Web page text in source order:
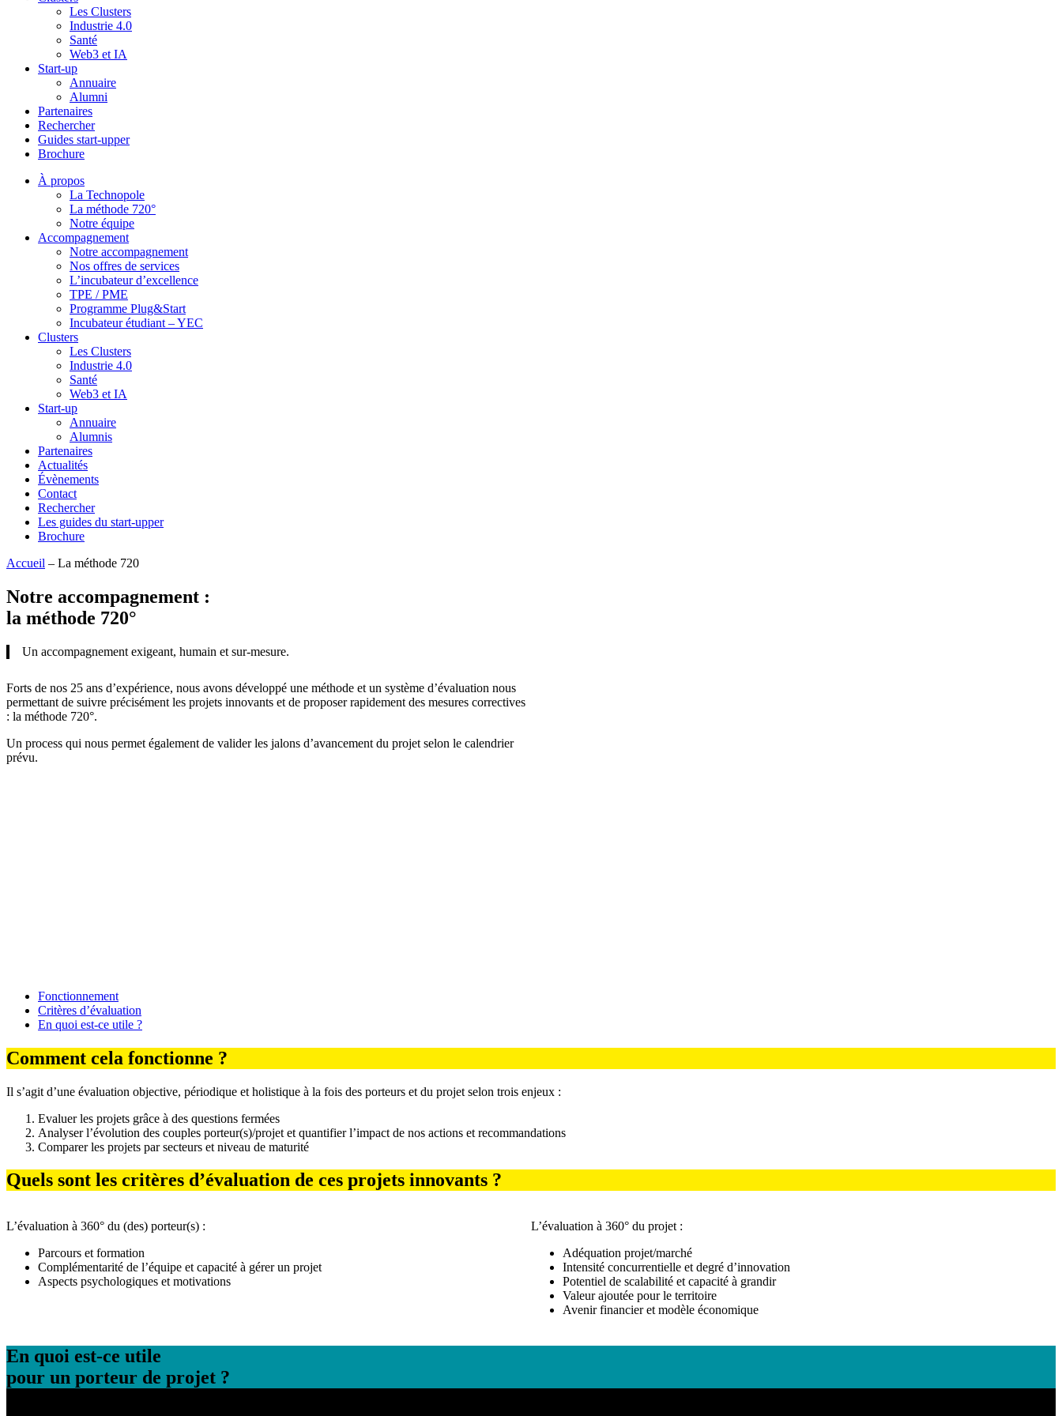
Les Clusters
Industrie 4.0
Santé
Web3 et IA
Start-up
Annuaire
Alumni
Partenaires
Rechercher
Guides start-upper
Brochure
À propos
La Technopole
La méthode 720°
Notre équipe
Accompagnement
Notre accompagnement
Nos offres de services
L’incubateur d’excellence
TPE / PME
Programme Plug&Start
Incubateur étudiant – YEC
Clusters
Les Clusters
Industrie 4.0
Santé
Web3 et IA
Start-up
Annuaire
Alumnis
Partenaires
Actualités
Évènements
Contact
Rechercher
Les guides du start-upper
Brochure
Accueil – La méthode 720
Notre accompagnement :
la méthode 720°
Un accompagnement exigeant, humain et sur-mesure.
Forts de nos 25 ans d’expérience, nous avons développé une méthode et un système d’évaluation nous
permettant de suivre précisément les projets innovants et de proposer rapidement des mesures correctives
: la méthode 720°.
Un process qui nous permet également de valider les jalons d’avancement du projet selon le calendrier
prévu.
Fonctionnement
Critères d’évaluation
En quoi est-ce utile ?
Comment cela fonctionne ?
Il s’agit d’une évaluation objective, périodique et holistique à la fois des porteurs et du projet selon trois enjeux :
Evaluer les projets grâce à des questions fermées
Analyser l’évolution des couples porteur(s)/projet et quantifier l’impact de nos actions et recommandations
Comparer les projets par secteurs et niveau de maturité
Quels sont les critères d’évaluation de ces projets innovants ?
L’évaluation à 360° du (des) porteur(s) :
Parcours et formation
Complémentarité de l’équipe et capacité à gérer un projet
Aspects psychologiques et motivations
L’évaluation à 360° du projet :
Adéquation projet/marché
Intensité concurrentielle et degré d’innovation
Potentiel de scalabilité et capacité à grandir
Valeur ajoutée pour le territoire
Avenir financier et modèle économique
En quoi est-ce utile
pour un porteur de projet ?